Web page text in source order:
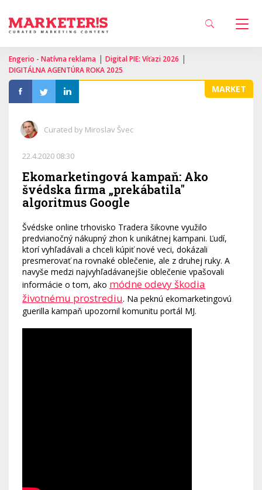
Engerio - Natívna reklama | Digital PIE: Víťazi 2026 |
DIGITÁLNA AGENTÚRA ROKA 2025
MARKET
Curated by Miroslav Švec
22.4.2020 08:30
Ekomarketingová kampaň: Ako
švédska firma „prekábatila"
algoritmus Google
Švédske online trhovisko Tradera šikovne využilo
predvianočný nákupný zhon k unikátnej kampani. Ľudí,
ktorí vyhľadávali a chceli kúpiť nové veci, dokázali
presmerovať na rovnaké oblečenie, ale z druhej ruky. A
navyše medzi najvyhľadávanejšie oblečenie vpašovali
informácie o tom, ako módne odevy škodia
životnému prostrediu. Na peknú ekomarketingovú
guerilla kampaň upozornil komunitu portál MJ.